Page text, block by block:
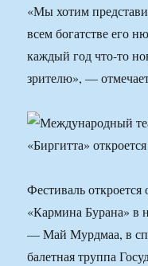
«Мы хотим
всем богатстве его
каждый год что-то
зрителю», —
Фестиваль
«Кармина Бурана» в
— Май Мурдмаа, в
балетная труппа